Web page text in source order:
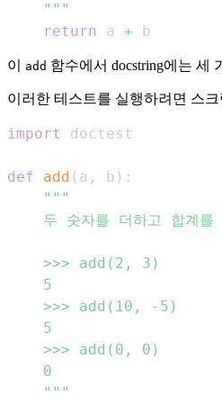
    """
return
a + b
이 add 함수에서 docstring에는 세
이러한 테스트를 실행하려면 스
import
def add ( a , b ) :
    """